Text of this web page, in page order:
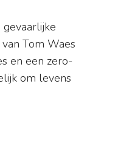
Tom Waes
en een zero-
om levens